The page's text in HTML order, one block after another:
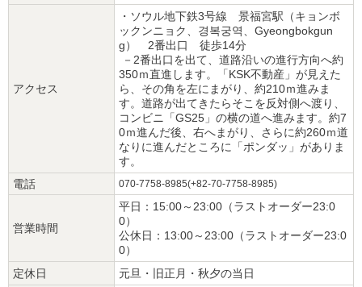
アクセス
・ソウル地下鉄3号線 景福宮駅（キョンボ
ックンニョク、경복궁역、Gyeongbokgun
g） 2番出口 徒歩14分
－2番出口を出て、道路沿いの進行方向へ約
350ｍ直進します。「KSK不動産」が見えた
ら、その角を左にまがり、約210ｍ進みま
す。道路が出てきたらそこを反対側へ渡り、
コンビニ「GS25」の横の道へ進みます。約7
0ｍ進んだ後、右へまがり、さらに約260ｍ道
なりに進んだところに「ポンダッ」がありま
す。
電話
070-7758-8985(+82-70-7758-8985)
営業時間
平日：15:00～23:00（ラストオーダー23:0
0）
公休日：13:00～23:00（ラストオーダー23:0
0）
定休日
元旦・旧正月・秋夕の当日